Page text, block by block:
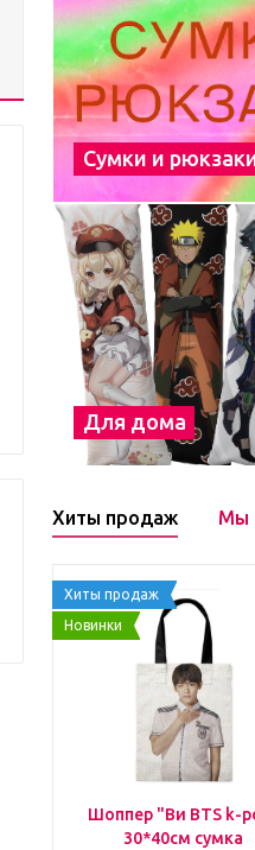
Сумки и
Для дома
Хиты продаж Мы
Хиты продаж
Новинки
Шоппер "Ви BTS k-
30*40см сумка